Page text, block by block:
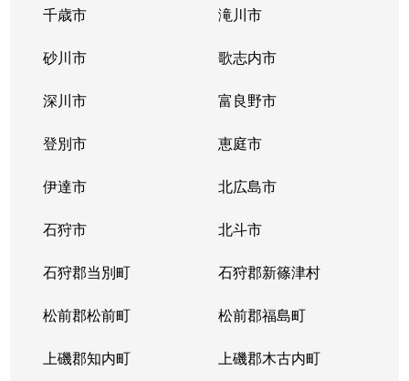
千歳市 滝川市
砂川市 歌志内市
深川市 富良野市
登別市 恵庭市
伊達市 北広島市
石狩市 北斗市
石狩郡当別町 石狩郡新篠津村
松前郡松前町 松前郡福島町
上磯郡知内町 上磯郡木古内町